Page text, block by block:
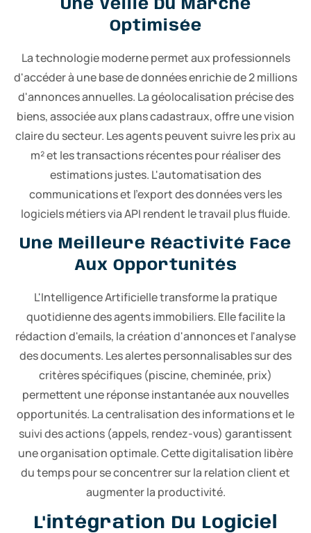
Une Veille Du Marché
Optimisée
La technologie moderne permet aux professionnels
d'accéder à une base de données enrichie de 2 millions
d'annonces annuelles. La géolocalisation précise des
biens, associée aux plans cadastraux, offre une vision
claire du secteur. Les agents peuvent suivre les prix au
m² et les transactions récentes pour réaliser des
estimations justes. L'automatisation des
communications et l'export des données vers les
logiciels métiers via API rendent le travail plus fluide.
Une Meilleure Réactivité Face
Aux Opportunités
L'Intelligence Artificielle transforme la pratique
quotidienne des agents immobiliers. Elle facilite la
rédaction d'emails, la création d'annonces et l'analyse
des documents. Les alertes personnalisables sur des
critères spécifiques (piscine, cheminée, prix)
permettent une réponse instantanée aux nouvelles
opportunités. La centralisation des informations et le
suivi des actions (appels, rendez-vous) garantissent
une organisation optimale. Cette digitalisation libère
du temps pour se concentrer sur la relation client et
augmenter la productivité.
L'intégration Du Logiciel